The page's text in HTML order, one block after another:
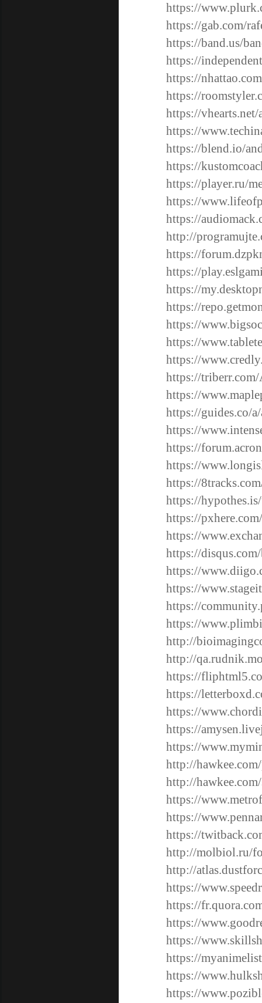
https://
https://gab.com/
https://band.us/
https://
https://
https://
https://vhearts.net/
https://
https://blend.io/
https://
https://player.ru/
https://
https://
http://
https://
https://
https://
https://
https://
https://
https://
https://triberr.com/
https://
https://guides.co/
https://
https://
https://
https://
https://
https://
https://
https://
https://
https://
https://
https://
http://
http://
https://
https://
https://
https://
https://
http://
http://
https://
https://
https://
http://molbiol.ru/
http://
https://
https://
https://
https://
https://
https://
https://